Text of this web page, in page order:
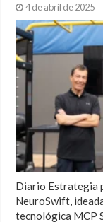
4 de abril de 2025
Diario Estrategia
NeuroSwift,
tecnológica MCP